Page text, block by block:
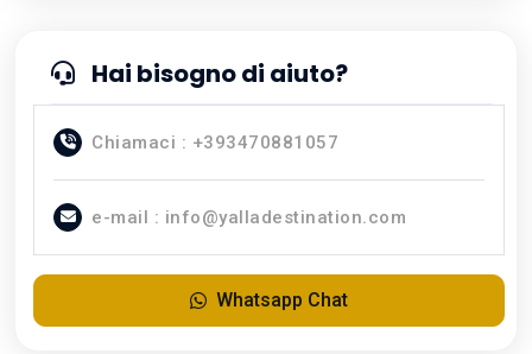
Hai bisogno di aiuto?
Chiamaci : +393470881057
e-mail : info@yalladestination.com
Whatsapp Chat